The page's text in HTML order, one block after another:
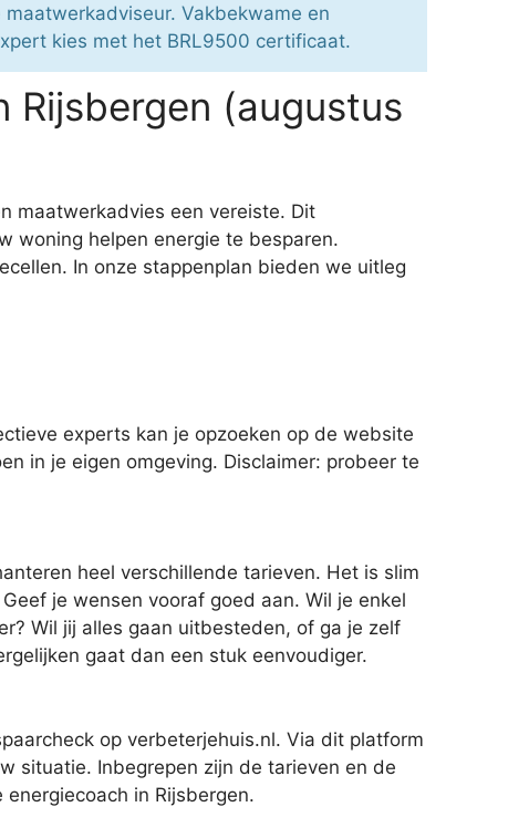
Vakbekwame en
kies met het BRL9500 certificaat.
Rijsbergen (augustus
maatwerkadvies een vereiste. Dit
woning helpen energie te besparen.
In onze stappenplan bieden we uitleg
experts kan je opzoeken op de website
in je eigen omgeving. Disclaimer: probeer te
heel verschillende tarieven. Het is slim
je wensen vooraf goed aan. Wil je enkel
Wil jij alles gaan uitbesteden, of ga je zelf
gaat dan een stuk eenvoudiger.
op verbeterjehuis.nl. Via dit platform
situatie. Inbegrepen zijn de tarieven en de
in Rijsbergen.